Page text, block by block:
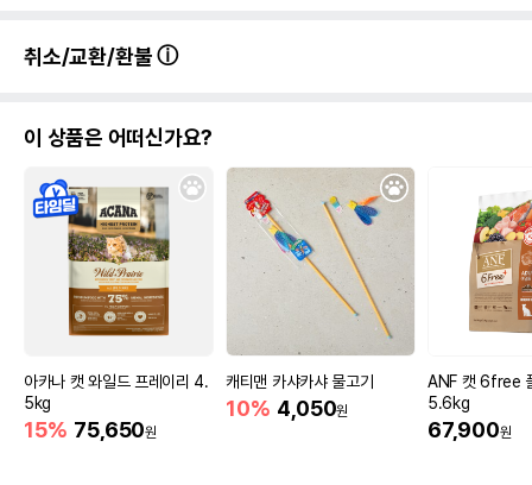
취소/교환/환불
이 상품은 어떠신가요?
아카나 캣 와일드 프레이리 4.
5kg
15% 75,650원
캐티맨 카샤카샤 물고기
10% 4,050원
ANF 캣 6free
5.6kg
67,900원